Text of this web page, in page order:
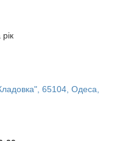
65104, Одеса,